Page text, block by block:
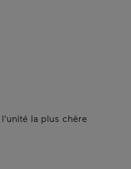
la plus chère